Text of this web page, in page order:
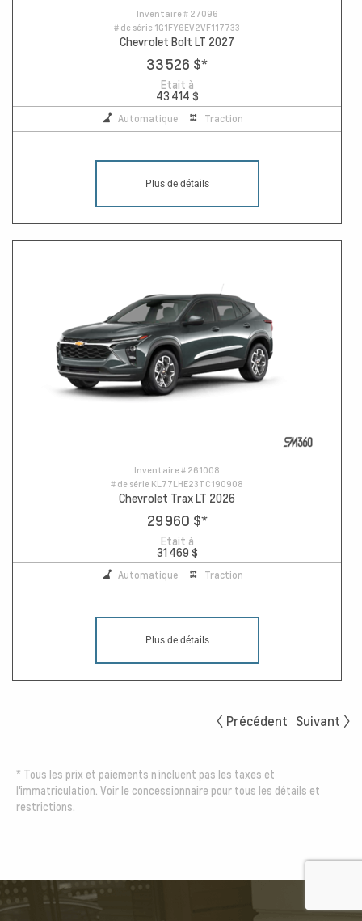
Inventaire # 27096
# de série 1G1FY6EV2VF117733
Chevrolet Bolt LT 2027
33 526 $*
Etait à
43 414 $
Automatique Traction
Plus de détails
Inventaire # 261008
# de série KL77LHE23TC190908
Chevrolet Trax LT 2026
29 960 $*
Etait à
31 469 $
Automatique Traction
Plus de détails
Précédent Suivant
* Tous les prix et paiements n'incluent pas les taxes et
l'immatriculation. Voir le concessionnaire pour tous les détails et
restrictions.